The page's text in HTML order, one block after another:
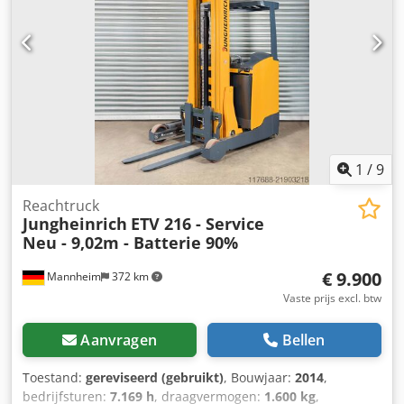
volledig functioneel Technische staat: goed Type
voorbanden: Vulkollan Chedjzbd Hcspfx Acaja Type
achterbanden: Vulkollan Accu voltage: 48V Accu capaciteit:
775Ah Accufabrikant: JH Accutype: PzS Bouwjaar accu:
2015 Staat accu: 40 - 60% Zijscheider, 3e ventiel, Spiegel,
Multipilot, dakruit, stoffen stoel, vloerspot,
1 /9
Mannheim 372 km
Reachtruck
Jungheinrich ETV 216 - Service
Neu - 9,02m - Batterie 90%
€ 9.900
Vaste prijs excl. btw
Aanvragen Bellen
Toestand: gereviseerd (gebruikt), Bouwjaar: 2014,
bedrijfsturen: 7.169 h, draagvermogen: 1.600 kg,